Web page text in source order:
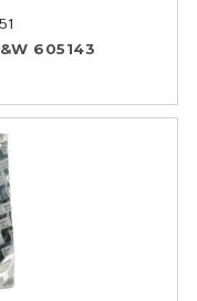
605143